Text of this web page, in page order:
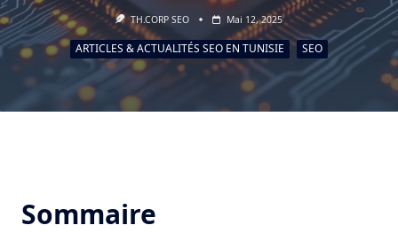
TH.CORP SEO Mai 12, 2025
ARTICLES & ACTUALITÉS SEO EN TUNISIE SEO
Sommaire